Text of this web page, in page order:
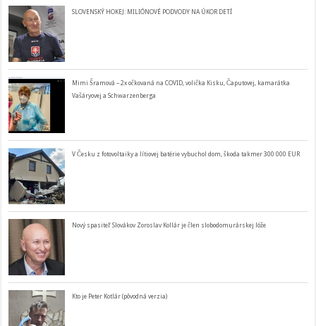
SLOVENSKÝ HOKEJ: MILIÓNOVÉ PODVODY NA ÚKOR DETÍ
Mimi Šramová – 2x očkovaná na COVID, volička Kisku, Čaputovej, kamarátka
Vašáryovej a Schwarzenberga
V Česku z fotovoltaiky a lítiovej batérie vybuchol dom, škoda takmer 300 000 EUR
Nový spasiteľ Slovákov Zoroslav Kollár je člen slobodomurárskej lóže
Kto je Peter Kotlár (pôvodná verzia)